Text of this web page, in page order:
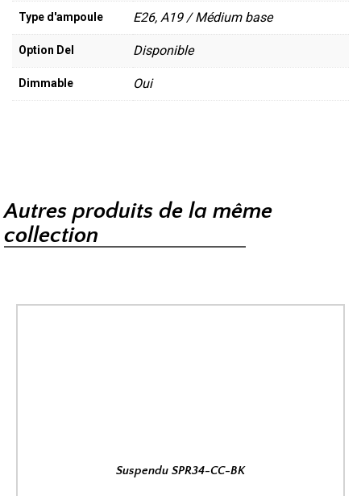
Type d'ampoule E26, A19 / Médium base
Option Del Disponible
Dimmable Oui
Autres produits de la même
collection
Suspendu SPR34-CC-BK